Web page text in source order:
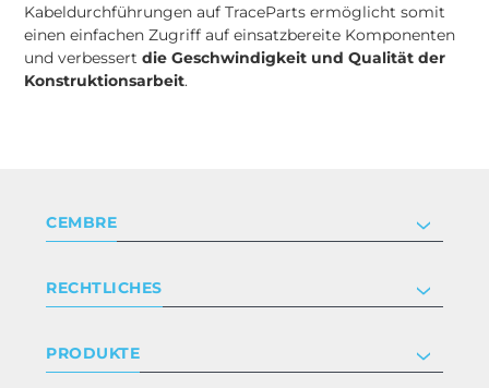
Kabeldurchführungen auf TraceParts ermöglicht somit
einen einfachen Zugriff auf einsatzbereite Komponenten
und verbessert die Geschwindigkeit und Qualität der
Konstruktionsarbeit.
CEMBRE
Zertifizierung
Arbeite mit uns
RECHTLICHES
Geschäftsbedingungen
PRODUKTE